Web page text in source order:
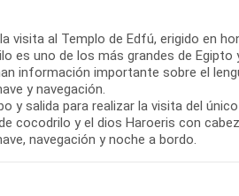
visita al Templo de Edfú, erigido en
es uno de los más grandes de
información importante sobre el
y navegación.
y salida para realizar la visita del
cocodrilo y el dios Haroeris con
navegación y noche a bordo.